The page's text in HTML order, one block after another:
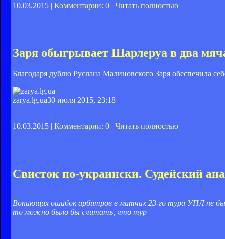
10.03.2015 | Комментарии: 0 | Читать полностью
Заря обыгрывает Шарлеруа в два
Благодаря дублю Руслана Малиновского Заря обеспечила
zarya.lg.ua30 июля 2015, 23:18
10.03.2015 | Комментарии: 0 | Читать полностью
Свисток по-украински. Судейский
Вопиющих ошибок арбитров в матчах 23-го тура УПЛ не
то можно было бы считать, что тур